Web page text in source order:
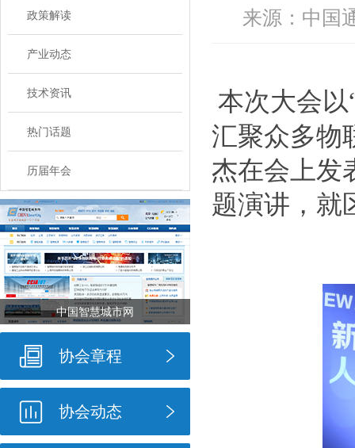
政策解读
产业动态
技术资讯
热门话题
历届年会
中国智慧城市网
协会章程
协会动态
来源：中国
本次大会
汇聚众多物
杰在会上发
题演讲，就